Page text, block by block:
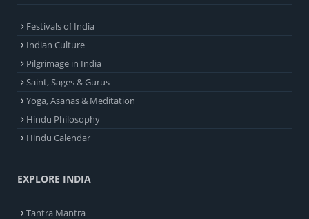
Festivals of India
Indian Culture
Pilgrimage in India
Saint, Sages & Gurus
Yoga, Asanas & Meditation
Hindu Philosophy
Hindu Calendar
EXPLORE INDIA
Tantra Mantra